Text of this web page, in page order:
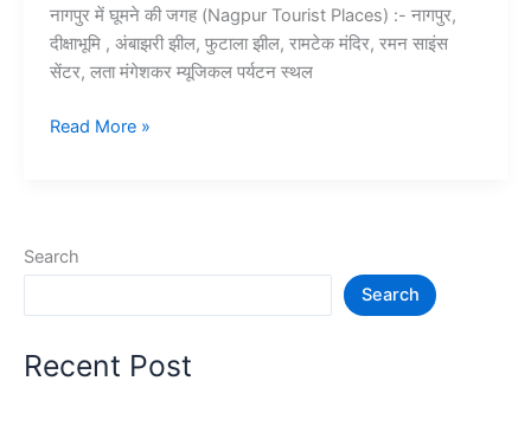
नागपुर में घूमने की जगह (Nagpur Tourist Places) :- नागपुर,
दीक्षाभूमि , अंबाझरी झील, फुटाला झील, रामटेक मंदिर, रमन साइंस
सेंटर, लता मंगेशकर म्यूजिकल पर्यटन स्थल
10+
जगह
Places
Read More »
Search
Search
Recent Post